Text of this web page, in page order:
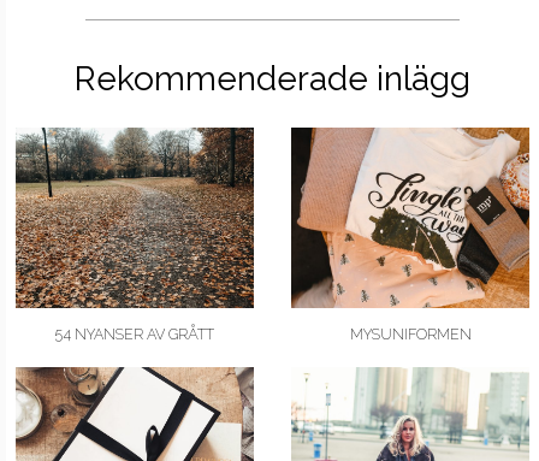
Rekommenderade inlägg
54 NYANSER AV GRÅTT MYSUNIFORMEN